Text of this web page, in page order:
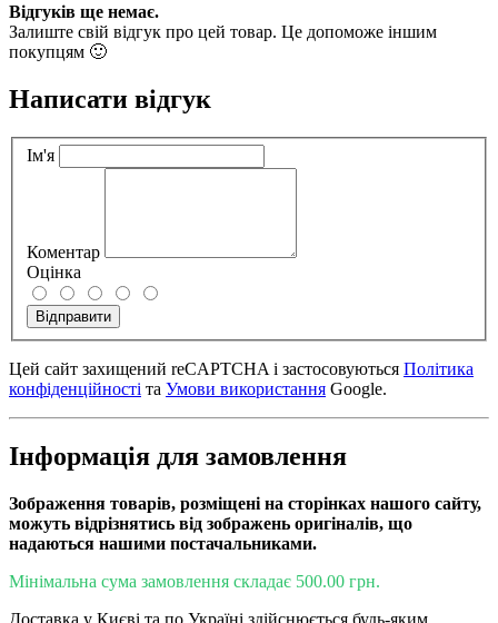
Відгуків ще немає.
Залиште свій відгук про цей товар. Це допоможе іншим
покупцям 🙂
Написати відгук
Ім'я
Коментар
Оцінка
Відправити
Цей сайт захищений reCAPTCHA і застосовуються Політика
конфіденційності та Умови використання Google.
Інформація для замовлення
Зображення товарів, розміщені на сторінках нашого сайту,
можуть відрізнятись від зображень оригіналів, що
надаються нашими постачальниками.
Мінімальна сума замовлення складає 500.00 грн.
Доставка у Києві та по Україні здійснюється будь-яким